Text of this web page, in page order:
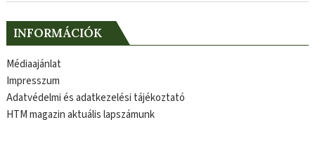
INFORMÁCIÓK
Médiaajánlat
Impresszum
Adatvédelmi és adatkezelési tájékoztató
HTM magazin aktuális lapszámunk